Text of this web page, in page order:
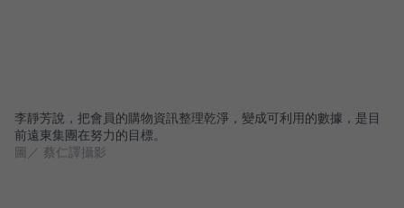
李靜芳說，把會員的購物資訊整理乾淨，變成可利用的數據，是目
前遠東集團在努力的目標。
圖／ 蔡仁譯攝影